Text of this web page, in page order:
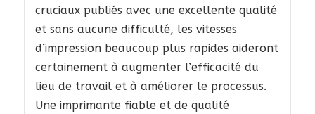
cruciaux publiés avec une excellente qualité
et sans aucune difficulté, les vitesses
d’impression beaucoup plus rapides aideront
certainement à augmenter l’efficacité du
lieu de travail et à améliorer le processus.
Une imprimante fiable et de qualité